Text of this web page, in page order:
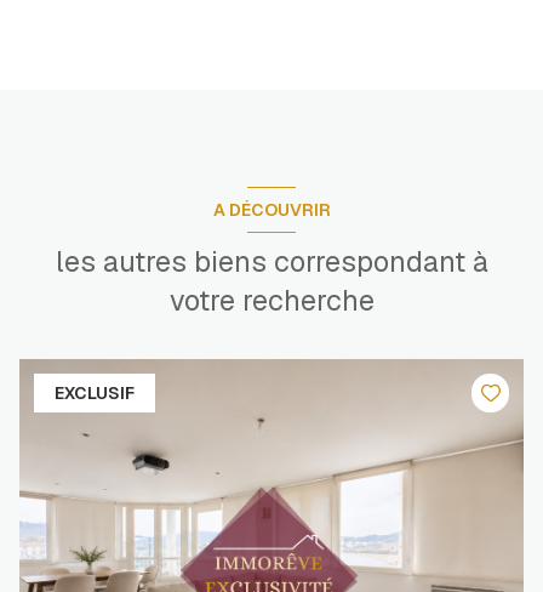
A DÉCOUVRIR
les autres biens correspondant à
votre recherche
EXCLUSIF